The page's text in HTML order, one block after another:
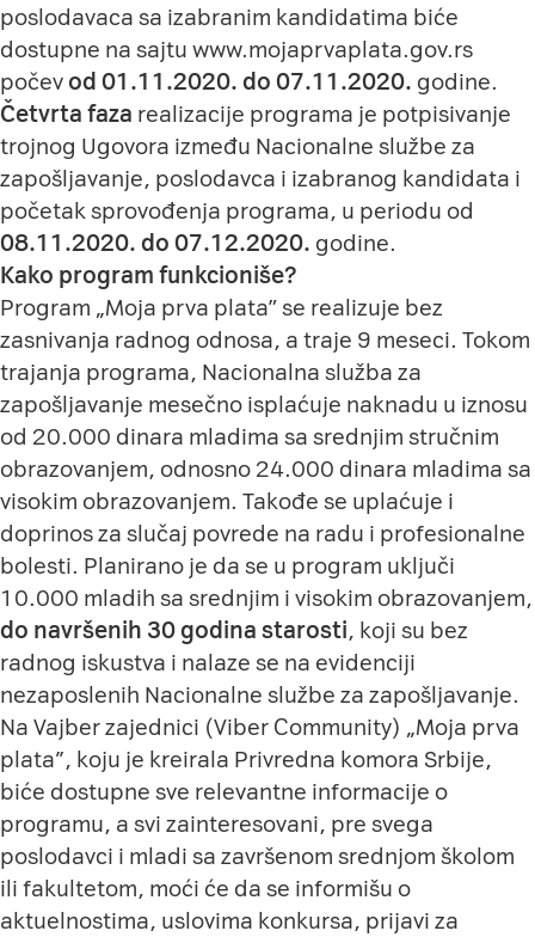
poslodavaca sa izabranim kandidatima biće
dostupne na sajtu www.mojaprvaplata.gov.rs
počevod 01.11.2020. do 07.11.2020. godine.
Četvrta faza realizacije programa je potpisivanje
trojnog Ugovora između Nacionalne službe za
zapošljavanje, poslodavca i izabranog kandidata i
početak sprovođenja programa, u periodu od
08.11.2020. do 07.12.2020. godine.
Kako program funkcioniše?
Program „Moja prva plataˮ se realizuje bez
zasnivanja radnog odnosa, a traje 9 meseci. Tokom
trajanja programa, Nacionalna služba za
zapošljavanje mesečno isplaćuje naknadu u iznosu
od 20.000 dinara mladima sa srednjim stručnim
obrazovanjem, odnosno 24.000 dinara mladima sa
visokim obrazovanjem. Takođe se uplaćuje i
doprinos za slučaj povrede na radu i profesionalne
bolesti. Planirano je da se u program uključi
10.000 mladih sa srednjim i visokim obrazovanjem,
do navršenih 30 godina starosti, koji su bez
radnog iskustva i nalaze se na evidenciji
nezaposlenih Nacionalne službe za zapošljavanje.
Na Vajber zajednici (Viber Community) „Moja prva
plata”, koju je kreirala Privredna komora Srbije,
biće dostupne sve relevantne informacije o
programu, a svi zainteresovani, pre svega
poslodavci i mladi sa završenom srednjom školom
ili fakultetom, moći će da se informišu o
aktuelnostima, uslovima konkursa, prijavi za